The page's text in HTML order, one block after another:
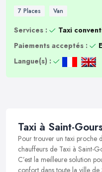
7 Places Van
Services :
Taxi
Paiements acceptés :
Langue(s) :
Taxi à Saint-
Pour trouver un taxi proche
chauffeurs de Taxi à Saint-
C’est la meilleure solution
confort dans toute la ville de